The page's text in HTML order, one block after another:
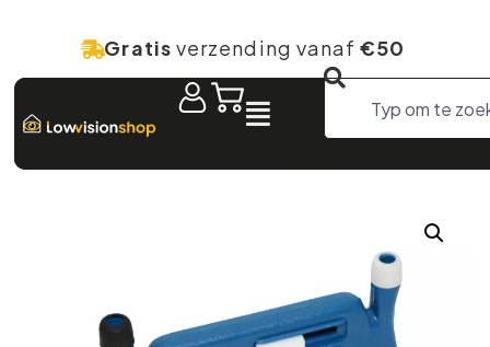
Gratis verzending vanaf €50